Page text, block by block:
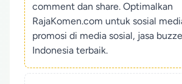
comment dan share. Optimalkan
RajaKomen.com untuk sosial
promosi di media sosial, jasa
Indonesia terbaik.